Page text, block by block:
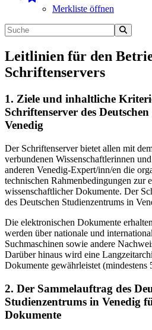
Merkliste öffnen
Leitlinien für den
Schriftenservers
1. Ziele und inhaltliche
Schriftenserver des
Venedig
Der Schriftenserver bietet allen mit
verbundenen Wissenschaftlerinnen
anderen Venedig-Expert/inn/en die
technischen Rahmenbedingungen zur
wissenschaftlicher Dokumente. Der
des Deutschen Studienzentrums in
Die elektronischen Dokumente
werden über nationale und
Suchmaschinen sowie andere
Darüber hinaus wird eine
Dokumente gewährleistet (mindestens
2. Der Sammelauftrag des
Studienzentrums in Venedig
Dokumente